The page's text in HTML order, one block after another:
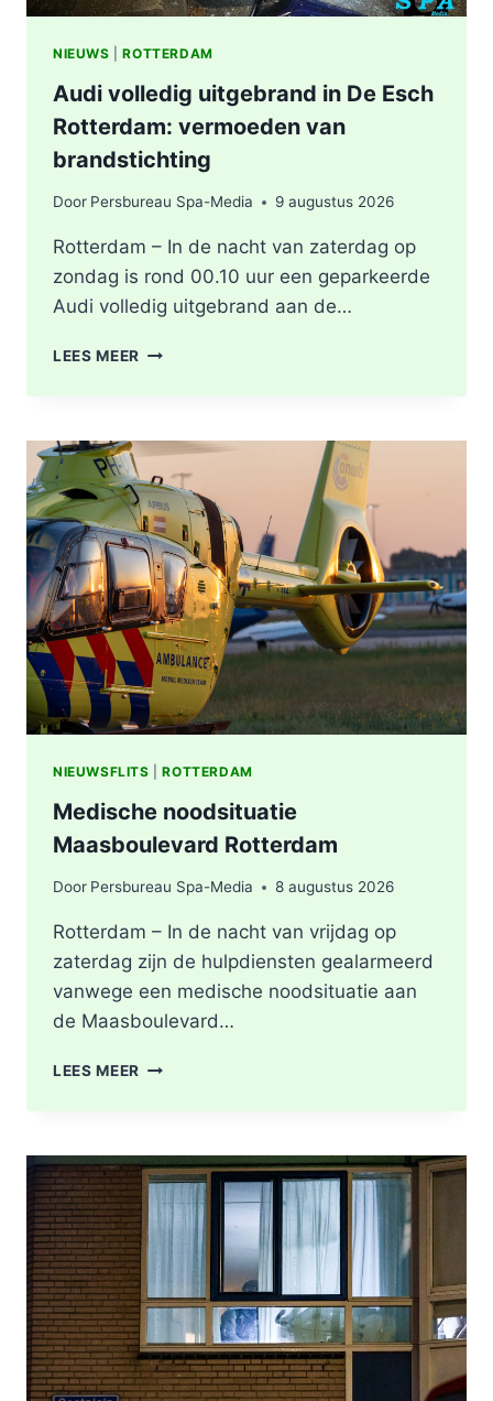
NIEUWS |ROTTERDAM
Audi volledig uitgebrand in De Esch
Rotterdam: vermoeden van
brandstichting
Door Persbureau Spa-Media 9 augustus 2026
Rotterdam – In de nacht van zaterdag op
zondag is rond 00.10 uur een geparkeerde
Audi volledig uitgebrand aan de…
LEES MEER AUDI
DE
ROTTERDAM:
VERMOEDEN
VAN
BRANDSTICHTING
NIEUWSFLITS |ROTTERDAM
Medische noodsituatie
Maasboulevard Rotterdam
Door Persbureau Spa-Media 8 augustus 2026
Rotterdam – In de nacht van vrijdag op
zaterdag zijn de hulpdiensten gealarmeerd
vanwege een medische noodsituatie aan
de Maasboulevard…
LEES MEER MEDISCHE